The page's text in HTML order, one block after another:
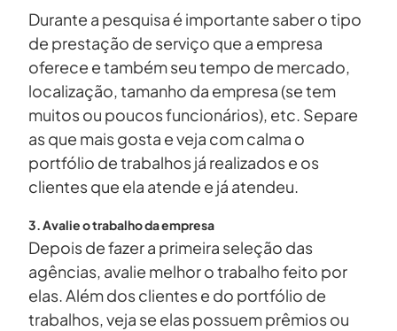
Durante a pesquisa é importante saber o tipo
de prestação de serviço que a empresa
oferece e também seu tempo de mercado,
localização, tamanho da empresa (se tem
muitos ou poucos funcionários), etc. Separe
as que mais gosta e veja com calma o
portfólio de trabalhos já realizados e os
clientes que ela atende e já atendeu.
3. Avalie o trabalho da empresa
Depois de fazer a primeira seleção das
agências, avalie melhor o trabalho feito por
elas. Além dos clientes e do portfólio de
trabalhos, veja se elas possuem prêmios ou